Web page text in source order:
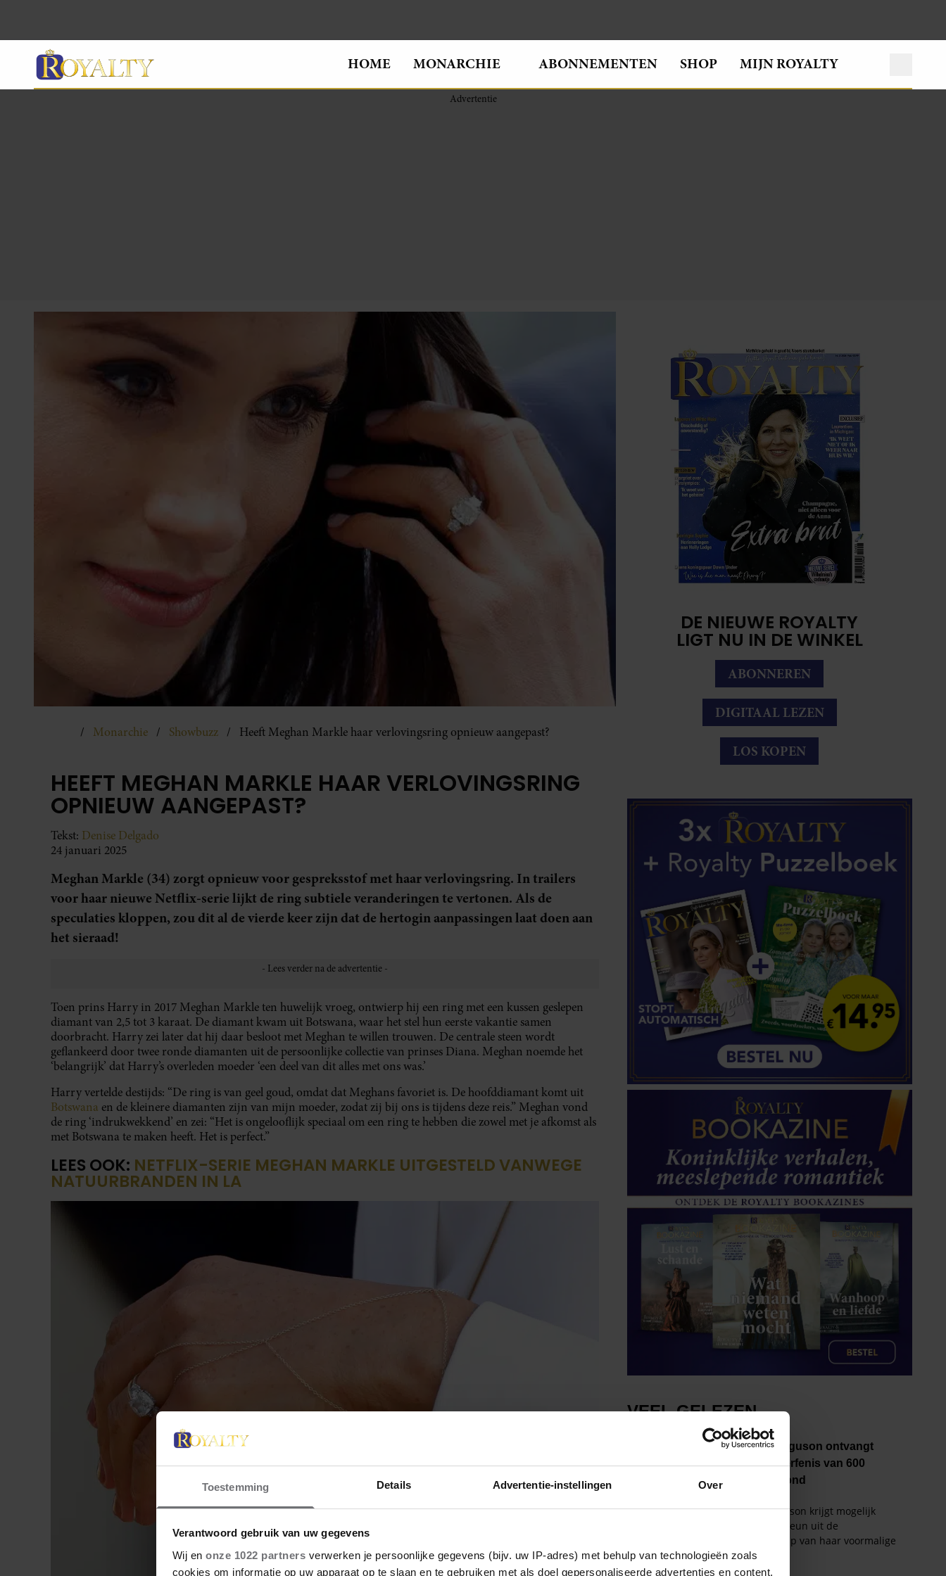
Toestemming Details Advertentie-instellingen Over
Verantwoord gebruik van uw gegevens
Wij en onze 1022 partners verwerken je persoonlijke gegevens (bijv. uw IP-adres) met behulp van technologieën zoals
cookies om informatie op uw apparaat op te slaan en te gebruiken met als doel gepersonaliseerde advertenties en content,
HOME MONARCHIE ABONNEMENTEN SHOP MIJN ROYALTY
Monarchie Showbuzz Heeft Meghan Markle haar verlovingsring opnieuw aangepast?
HEEFT MEGHAN MARKLE HAAR VERLOVINGSRING
OPNIEUW AANGEPAST?
Tekst: Denise Delgado
24 januari 2025
Meghan Markle (34) zorgt opnieuw voor gespreksstof met haar verlovingsring. In trailers
voor haar nieuwe Netflix-serie lijkt de ring subtiele veranderingen te vertonen. Als de
speculaties kloppen, zou dit al de vierde keer zijn dat de hertogin aanpassingen laat doen aan
het sieraad!
Toen prins Harry in 2017 Meghan Markle ten huwelijk vroeg, ontwierp hij een ring met een kussen geslepen
diamant van 2,5 tot 3 karaat. De diamant kwam uit Botswana, waar het stel hun eerste vakantie samen
doorbracht. Harry zei later dat hij daar besloot met Meghan te willen trouwen. De centrale steen wordt
geflankeerd door twee ronde diamanten uit de persoonlijke collectie van prinses Diana. Meghan noemde het
‘belangrijk’ dat Harry’s overleden moeder ‘een deel van dit alles met ons was.’
Harry vertelde destijds: “De ring is van geel goud, omdat dat Meghans favoriet is. De hoofddiamant komt uit
Botswana en de kleinere diamanten zijn van mijn moeder, zodat zij bij ons is tijdens deze reis.” Meghan vond
de ring ‘indrukwekkend’ en zei: “Het is ongelooflijk speciaal om een ring te hebben die zowel met je afkomst als
met Botswana te maken heeft. Het is perfect.”
LEES OOK: NETFLIX-SERIE MEGHAN MARKLE UITGESTELD VANWEGE
NATUURBRANDEN IN LA
DE NIEUWE ROYALTY
LIGT NU IN DE WINKEL
ABONNEREN
DIGITAAL LEZEN
LOS KOPEN